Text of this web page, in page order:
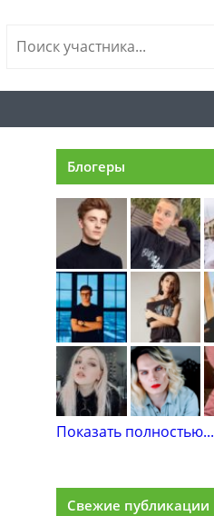
Блогеры
Показать полностью...
Свежие публикации